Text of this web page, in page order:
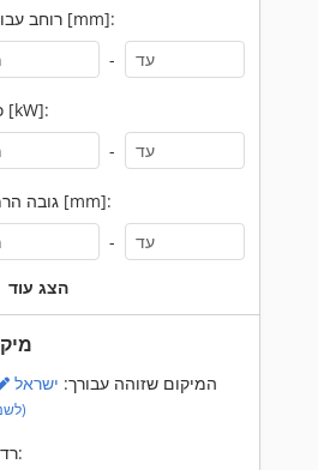
רוחב עבודה [mm]:
-
כוח [kW]:
-
גובה הרמה [mm]:
-
הצג עוד
המיקום שזוהה עבורך: ישראל
רדיוס: